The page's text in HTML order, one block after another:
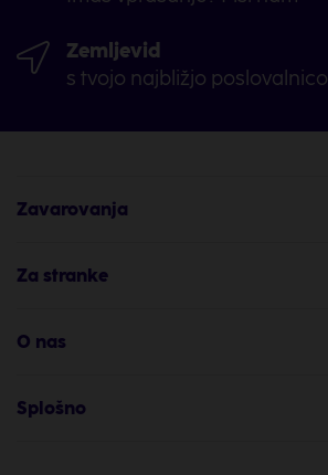
Zemljevid
s tvojo najbližjo poslovalnico
Zavarovanja
Za stranke
O nas
Splošno